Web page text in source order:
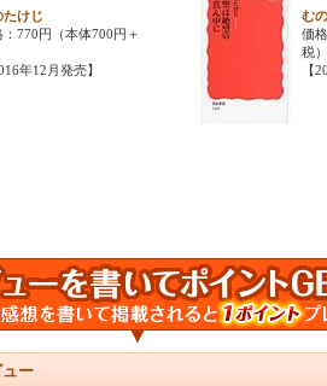
たけじ
：770円（本体700円＋
年12月発売】
む
価
税）
【
ー